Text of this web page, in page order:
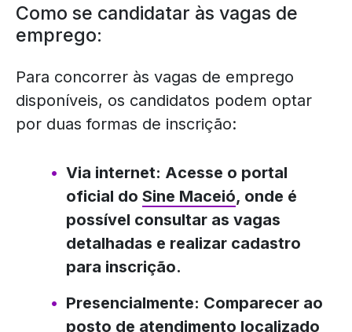
Como se candidatar às vagas de
emprego:
Para concorrer às vagas de emprego
disponíveis, os candidatos podem optar
por duas formas de inscrição:
Via internet: Acesse o portal
oficial do Sine Maceió, onde é
possível consultar as vagas
detalhadas e realizar cadastro
para inscrição.
Presencialmente: Comparecer ao
posto de atendimento localizado